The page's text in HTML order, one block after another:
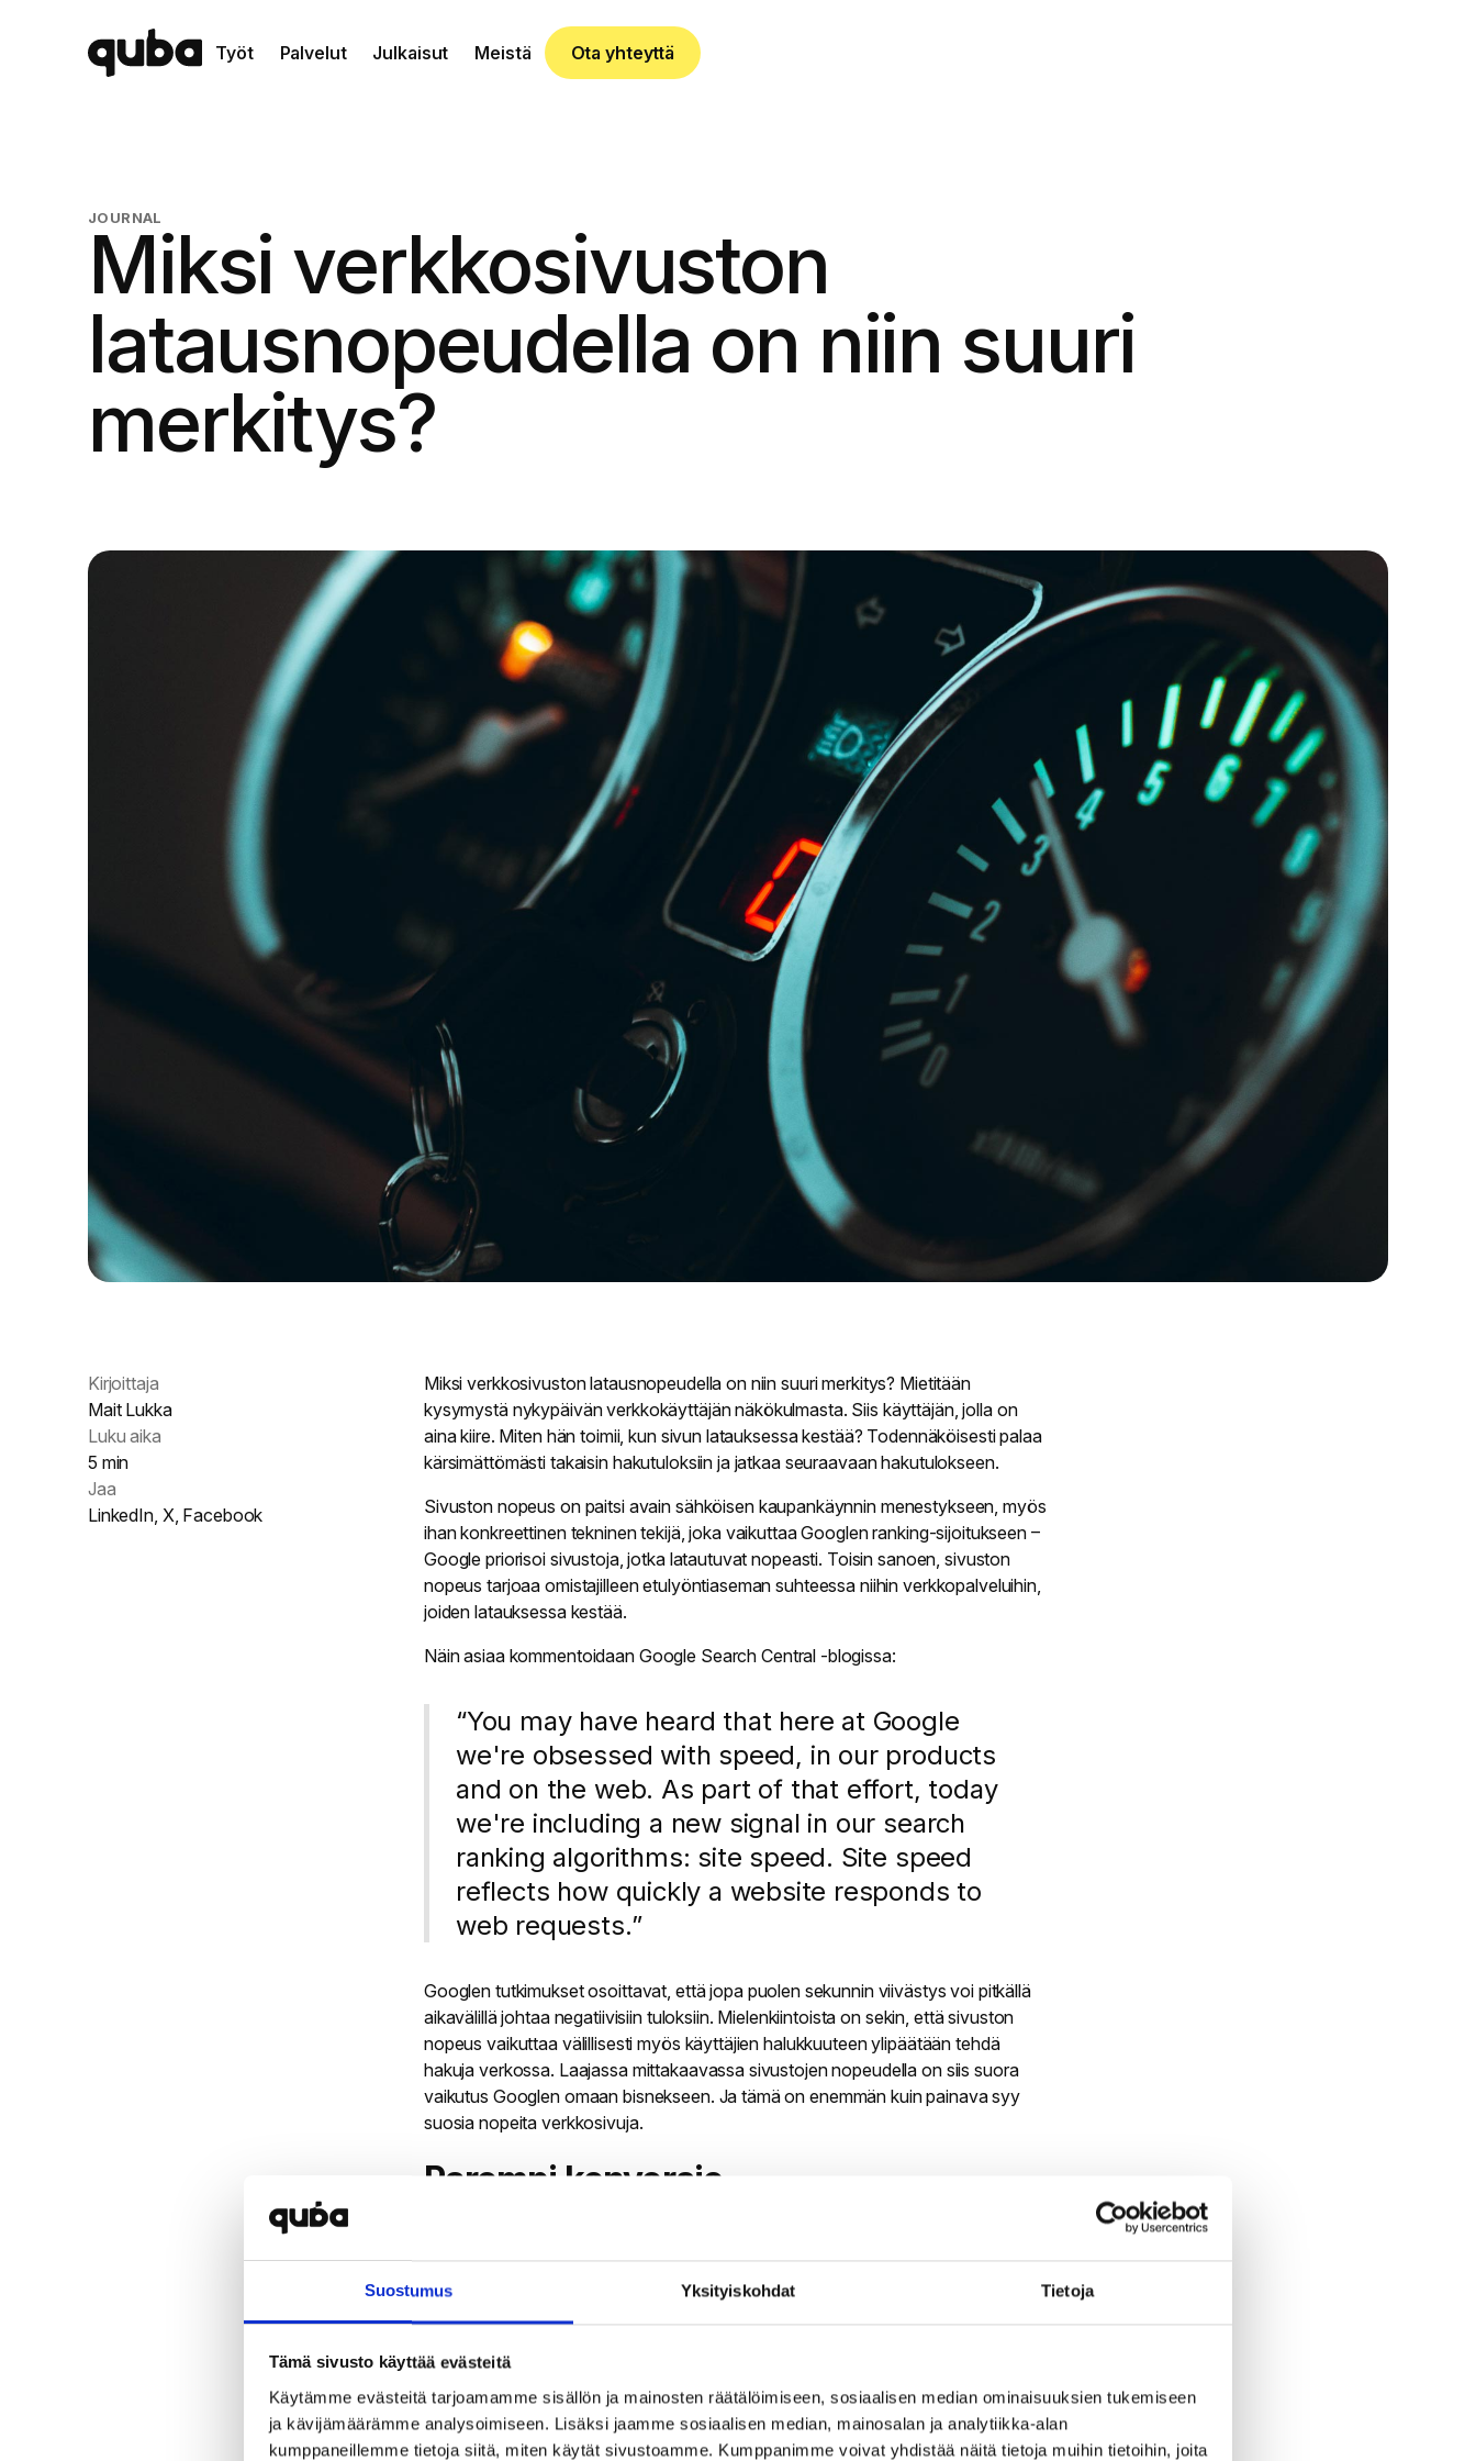
Suostumus Yksityiskohdat Tietoja
Tämä sivusto käyttää evästeitä
Käytämme evästeitä tarjoamamme sisällön ja mainosten räätälöimiseen, sosiaalisen median ominaisuuksien tukemiseen
ja kävijämäärämme analysoimiseen. Lisäksi jaamme sosiaalisen median, mainosalan ja analytiikka-alan
kumppaneillemme tietoja siitä, miten käytät sivustoamme. Kumppanimme voivat yhdistää näitä tietoja muihin tietoihin, joita
Työt Palvelut Julkaisut Meistä Ota yhteyttä
JOURNAL
Miksi verkkosivuston
latausnopeudella on niin suuri
merkitys?
Kirjoittaja
Mait Lukka
Luku aika
5 min
Jaa
LinkedIn, X, Facebook
Miksi verkkosivuston latausnopeudella on niin suuri merkitys? Mietitään
kysymystä nykypäivän verkkokäyttäjän näkökulmasta. Siis käyttäjän, jolla on
aina kiire. Miten hän toimii, kun sivun latauksessa kestää? Todennäköisesti palaa
kärsimättömästi takaisin hakutuloksiin ja jatkaa seuraavaan hakutulokseen.
Sivuston nopeus on paitsi avain sähköisen kaupankäynnin menestykseen, myös
ihan konkreettinen tekninen tekijä, joka vaikuttaa Googlen ranking-sijoitukseen –
Google priorisoi sivustoja, jotka latautuvat nopeasti. Toisin sanoen, sivuston
nopeus tarjoaa omistajilleen etulyöntiaseman suhteessa niihin verkkopalveluihin,
joiden latauksessa kestää.
Näin asiaa kommentoidaan Google Search Central -blogissa:
“You may have heard that here at Google
we're obsessed with speed, in our products
and on the web. As part of that effort, today
we're including a new signal in our search
ranking algorithms: site speed. Site speed
reflects how quickly a website responds to
web requests.”
Googlen tutkimuksetosoittavat, että jopa puolen sekunnin viivästys voi pitkällä
aikavälillä johtaa negatiivisiin tuloksiin. Mielenkiintoista on sekin, että sivuston
nopeus vaikuttaa välillisesti myös käyttäjien halukkuuteen ylipäätään tehdä
hakuja verkossa. Laajassa mittakaavassa sivustojen nopeudella on siis suora
vaikutus Googlen omaan bisnekseen. Ja tämä on enemmän kuin painava syy
suosia nopeita verkkosivuja.
Parempi konversio
poistuminen. Googlen tutkimusten mukaan nopeuden parantaminen vain yhdellä
sekunnilla voi lisätä sivuston konversiota jopa27 prosenttiyksiköllä
otetaan huomioon, että yli 70% käyttäjistä tulevat mobiililaitteista, voi yhden
näkökulmasta.
Lojaalisuus ja uusintaostokset